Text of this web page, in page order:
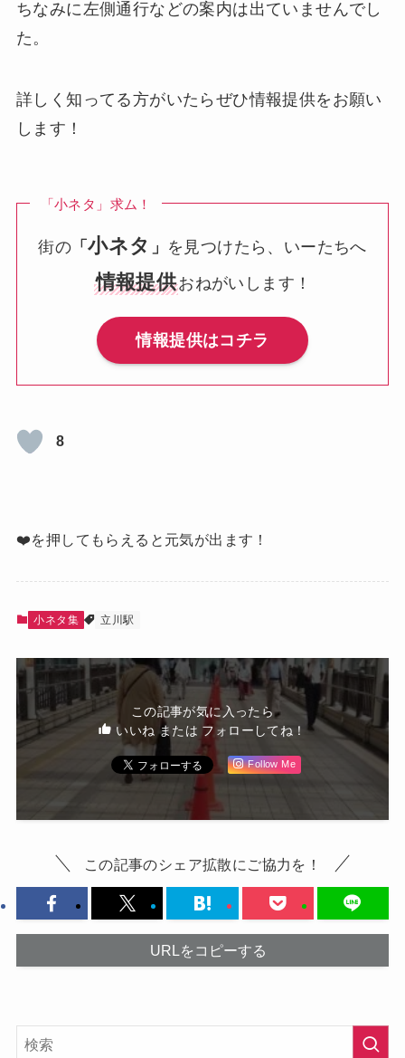
ちなみに左側通行などの案内は出ていませんでし
た。
詳しく知ってる方がいたらぜひ情報提供をお願い
します！
「小ネタ」求ム！
街の「小ネタ 」 を見つけたら、いーたちへ
情報提供おねがいします！
情報提供はコチラ
8
❤️を押してもらえると元気が出ます！
小ネタ集 立川駅
この記事が気に入ったら
いいね または フォローしてね！
Follow Me
この記事のシェア拡散にご協力を！
URLをコピーする